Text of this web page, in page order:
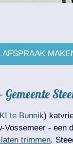
AFSPRAAK
te Bunnik)
- een
trimmen.